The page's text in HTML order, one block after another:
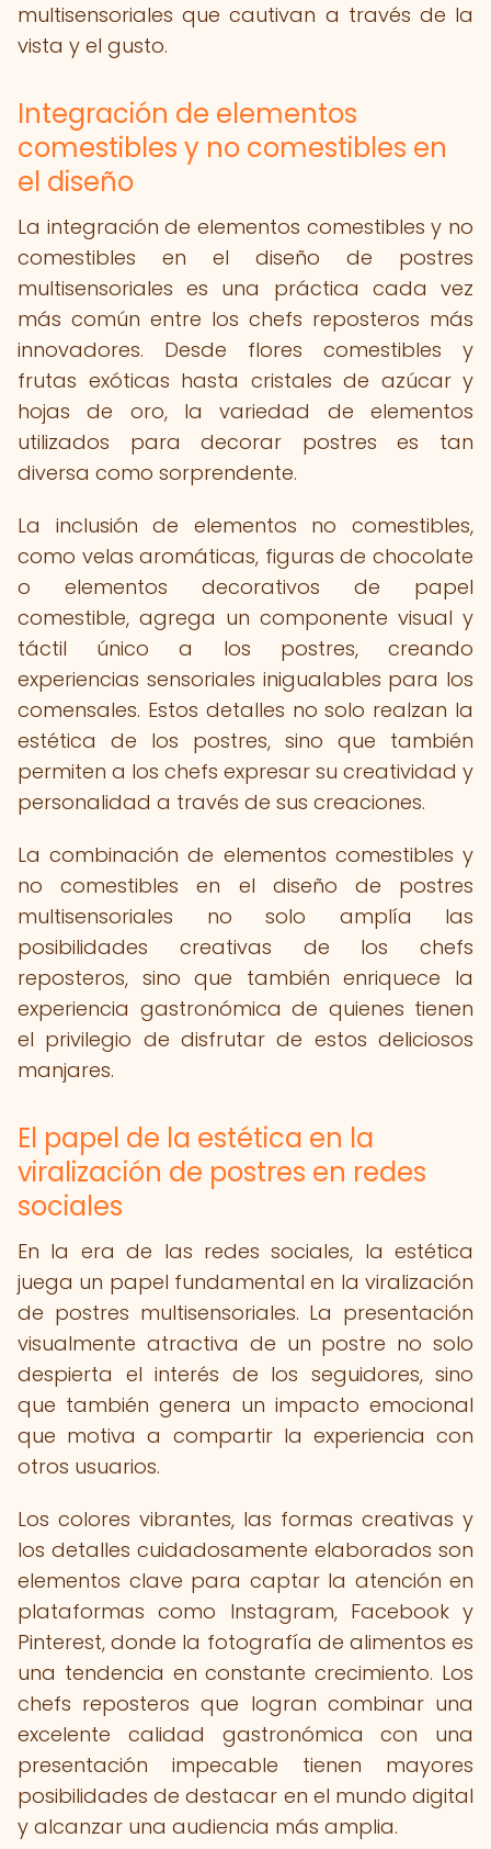
multisensoriales que cautivan a través de la
vista y el gusto.
Integración de elementos
comestibles y no comestibles en
el diseño
La integración de elementos comestibles y no
comestibles en el diseño de postres
multisensoriales es una práctica cada vez
más común entre los chefs reposteros más
innovadores. Desde flores comestibles y
frutas exóticas hasta cristales de azúcar y
hojas de oro, la variedad de elementos
utilizados para decorar postres es tan
diversa como sorprendente.
La inclusión de elementos no comestibles,
como velas aromáticas, figuras de chocolate
o elementos decorativos de papel
comestible, agrega un componente visual y
táctil único a los postres, creando
experiencias sensoriales inigualables para los
comensales. Estos detalles no solo realzan la
estética de los postres, sino que también
permiten a los chefs expresar su creatividad y
personalidad a través de sus creaciones.
La combinación de elementos comestibles y
no comestibles en el diseño de postres
multisensoriales no solo amplía las
posibilidades creativas de los chefs
reposteros, sino que también enriquece la
experiencia gastronómica de quienes tienen
el privilegio de disfrutar de estos deliciosos
manjares.
El papel de la estética en la
viralización de postres en redes
sociales
En la era de las redes sociales, la estética
juega un papel fundamental en la viralización
de postres multisensoriales. La presentación
visualmente atractiva de un postre no solo
despierta el interés de los seguidores, sino
que también genera un impacto emocional
que motiva a compartir la experiencia con
otros usuarios.
Los colores vibrantes, las formas creativas y
los detalles cuidadosamente elaborados son
elementos clave para captar la atención en
plataformas como Instagram, Facebook y
Pinterest, donde la fotografía de alimentos es
una tendencia en constante crecimiento. Los
chefs reposteros que logran combinar una
excelente calidad gastronómica con una
presentación impecable tienen mayores
posibilidades de destacar en el mundo digital
y alcanzar una audiencia más amplia.